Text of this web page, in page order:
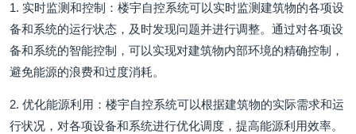
1. 实时监测和控制：楼宇自控系统可以实时监测建筑物的各项设
备和系统的运行状态，及时发现问题并进行调整。通过对各项设
备和系统的智能控制，可以实现对建筑物内部环境的精确控制，
避免能源的浪费和过度消耗。
2. 优化能源利用：楼宇自控系统可以根据建筑物的实际需求和运
行状况，对各项设备和系统进行优化调度，提高能源利用效率。